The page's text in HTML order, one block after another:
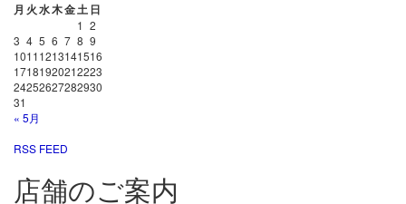
月 火水木金土 日
1 2
3 4 5 6 7 8 9
10111213141516
17181920212223
24252627282930
31
« 5月
RSS FEED
店舗のご案内